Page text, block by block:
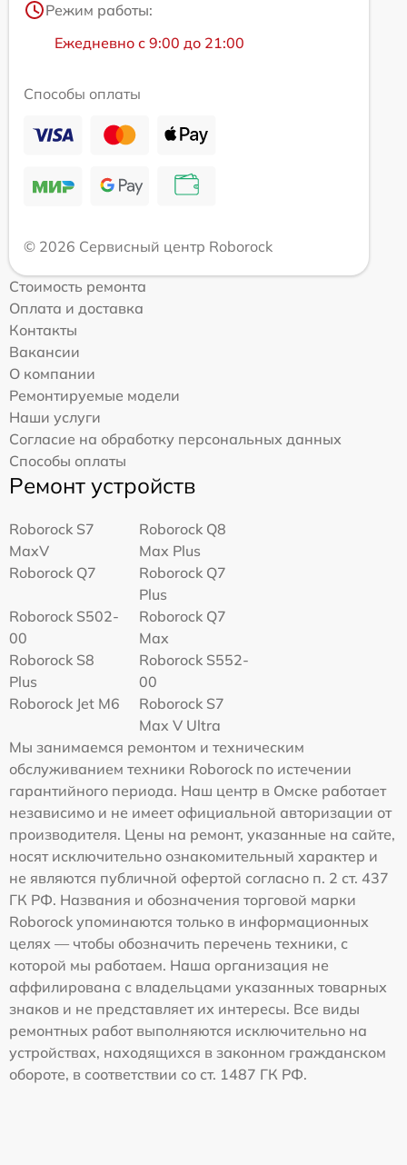
Режим работы:
Ежедневно с 9:00 до 21:00
Способы оплаты
© 2026 Сервисный центр Roborock
Стоимость ремонта
Оплата и доставка
Контакты
Вакансии
О компании
Ремонтируемые модели
Наши услуги
Согласие на обработку персональных данных
Способы оплаты
Ремонт устройств
Roborock S7
MaxV
Roborock Q8
Max Plus
Roborock Q7
Roborock Q7
Plus
Roborock S502-
00
Roborock Q7
Max
Roborock S8
Plus
Roborock S552-
00
Roborock Jet M6
Roborock S7
Max V Ultra
Мы занимаемся ремонтом и техническим
обслуживанием техники Roborock по истечении
гарантийного периода. Наш центр в Омске работает
независимо и не имеет официальной авторизации от
производителя. Цены на ремонт, указанные на сайте,
носят исключительно ознакомительный характер и
не являются публичной офертой согласно п. 2 ст. 437
ГК РФ. Названия и обозначения торговой марки
Roborock упоминаются только в информационных
целях — чтобы обозначить перечень техники, с
которой мы работаем. Наша организация не
аффилирована с владельцами указанных товарных
знаков и не представляет их интересы. Все виды
ремонтных работ выполняются исключительно на
устройствах, находящихся в законном гражданском
обороте, в соответствии со ст. 1487 ГК РФ.